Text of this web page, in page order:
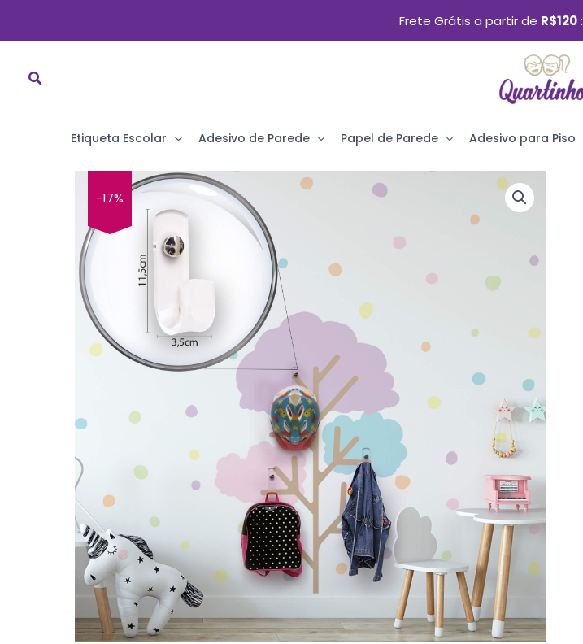
Ir
Frete Grátis a partir de R$120
Etiqueta Escolar Adesivo de Parede Papel de Parede Adesivo para Piso
-17%